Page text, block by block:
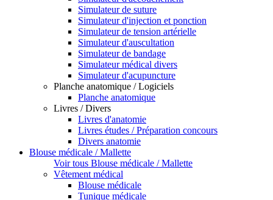
Simulateur de suture
Simulateur d'injection et ponction
Simulateur de tension artérielle
Simulateur d'auscultation
Simulateur de bandage
Simulateur médical divers
Simulateur d'acupuncture
Planche anatomique / Logiciels
Planche anatomique
Livres / Divers
Livres d'anatomie
Livres études / Préparation concours
Divers anatomie
Blouse médicale / Mallette
Voir tous Blouse médicale / Mallette
Vêtement médical
Blouse médicale
Tunique médicale